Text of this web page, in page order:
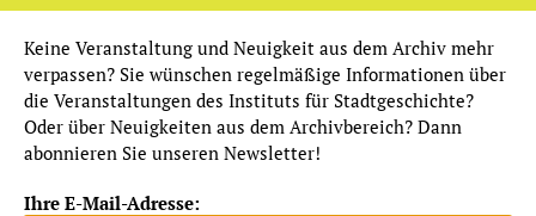
Keine Veranstaltung und Neuigkeit aus dem Archiv mehr
verpassen? Sie wünschen regelmäßige Informationen über
die Veranstaltungen des Instituts für Stadtgeschichte?
Oder über Neuigkeiten aus dem Archivbereich? Dann
abonnieren Sie unseren Newsletter!
Ihre E-Mail-Adresse: